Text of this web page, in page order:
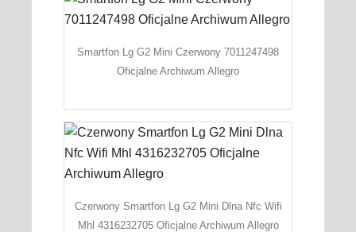
Smartfon Lg G2 Mini Czerwony 7011247498
Oficjalne Archiwum Allegro
Czerwony Smartfon Lg G2 Mini Dlna Nfc Wifi
Mhl 4316232705 Oficjalne Archiwum Allegro